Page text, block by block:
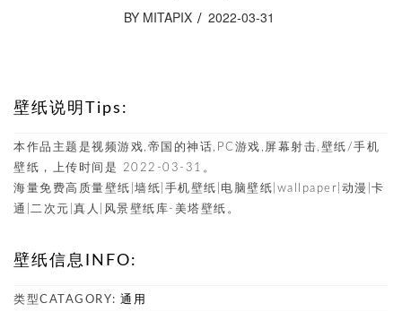
BY MITAPIX 2022-03-31
壁纸说明Tips:
本作品主题是视频游戏,帝国的神话,PC游戏,屏幕射击,壁纸/手机
壁纸，上传时间是 2022-03-31。
海量免费高质量壁纸|墙纸|手机壁纸|电脑壁纸|wallpaper|动漫|卡
通|二次元|真人|风景壁纸库-美塔壁纸。
壁纸信息INFO:
类型CATAGORY: 通用